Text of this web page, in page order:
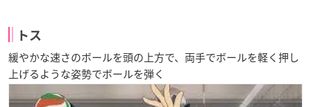
トス
緩やかな速さのボールを頭の上方で、両手でボールを軽く押し
上げるような姿勢でボールを弾く